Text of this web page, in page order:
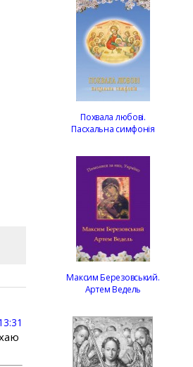
Похвала любові.
Пасхальна симфонія
Максим Березовський.
Артем Ведель